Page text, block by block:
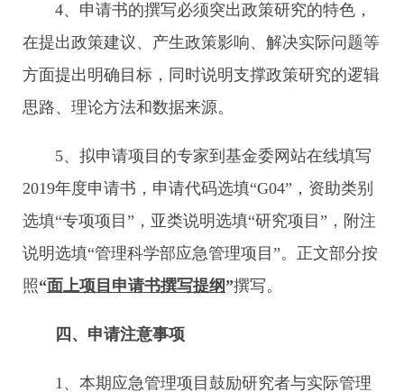
4、申请书的撰写必须突出政策研究的特色，
在提出政策建议、产生政策影响、解决实际问题等
方面提出明确目标，同时说明支撑政策研究的逻辑
思路、理论方法和数据来源。
5、拟申请项目的专家到基金委网站在线填写
2019年度申请书，申请代码选填“G04”，资助类别
选填“专项项目”，亚类说明选填“研究项目”，附注
说明选填“管理科学部应急管理项目”。正文部分按
照“面上项目申请书撰写提纲”撰写。
四、申请注意事项
1、本期应急管理项目鼓励研究者与实际管理